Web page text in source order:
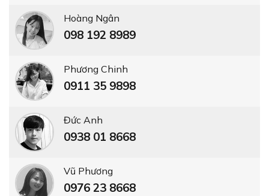
Hoàng Ngân
098 192 8989
Phương Chinh
0911 35 9898
Đức Anh
0938 01 8668
Vũ Phương
0976 23 8668